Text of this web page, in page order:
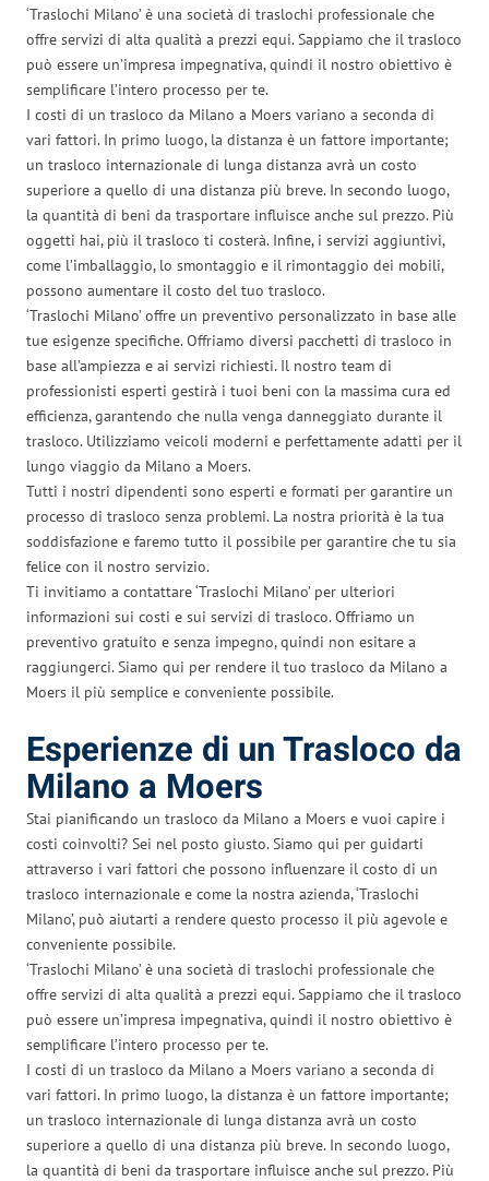
‘Traslochi Milano’ è una società di traslochi professionale che
offre servizi di alta qualità a prezzi equi. Sappiamo che il trasloco
può essere un’impresa impegnativa, quindi il nostro obiettivo è
semplificare l’intero processo per te.
I costi di un trasloco da Milano a Moers variano a seconda di
vari fattori. In primo luogo, la distanza è un fattore importante;
un trasloco internazionale di lunga distanza avrà un costo
superiore a quello di una distanza più breve. In secondo luogo,
la quantità di beni da trasportare influisce anche sul prezzo. Più
oggetti hai, più il trasloco ti costerà. Infine, i servizi aggiuntivi,
come l’imballaggio, lo smontaggio e il rimontaggio dei mobili,
possono aumentare il costo del tuo trasloco.
‘Traslochi Milano’ offre un preventivo personalizzato in base alle
tue esigenze specifiche. Offriamo diversi pacchetti di trasloco in
base all’ampiezza e ai servizi richiesti. Il nostro team di
professionisti esperti gestirà i tuoi beni con la massima cura ed
efficienza, garantendo che nulla venga danneggiato durante il
trasloco. Utilizziamo veicoli moderni e perfettamente adatti per il
lungo viaggio da Milano a Moers.
Tutti i nostri dipendenti sono esperti e formati per garantire un
processo di trasloco senza problemi. La nostra priorità è la tua
soddisfazione e faremo tutto il possibile per garantire che tu sia
felice con il nostro servizio.
Ti invitiamo a contattare ‘Traslochi Milano’ per ulteriori
informazioni sui costi e sui servizi di trasloco. Offriamo un
preventivo gratuito e senza impegno, quindi non esitare a
raggiungerci. Siamo qui per rendere il tuo trasloco da Milano a
Moers il più semplice e conveniente possibile.
Esperienze di un Trasloco da
Milano a Moers
Stai pianificando un trasloco da Milano a Moers e vuoi capire i
costi coinvolti? Sei nel posto giusto. Siamo qui per guidarti
attraverso i vari fattori che possono influenzare il costo di un
trasloco internazionale e come la nostra azienda, ‘Traslochi
Milano’, può aiutarti a rendere questo processo il più agevole e
conveniente possibile.
‘Traslochi Milano’ è una società di traslochi professionale che
offre servizi di alta qualità a prezzi equi. Sappiamo che il trasloco
può essere un’impresa impegnativa, quindi il nostro obiettivo è
semplificare l’intero processo per te.
I costi di un trasloco da Milano a Moers variano a seconda di
vari fattori. In primo luogo, la distanza è un fattore importante;
un trasloco internazionale di lunga distanza avrà un costo
superiore a quello di una distanza più breve. In secondo luogo,
la quantità di beni da trasportare influisce anche sul prezzo. Più